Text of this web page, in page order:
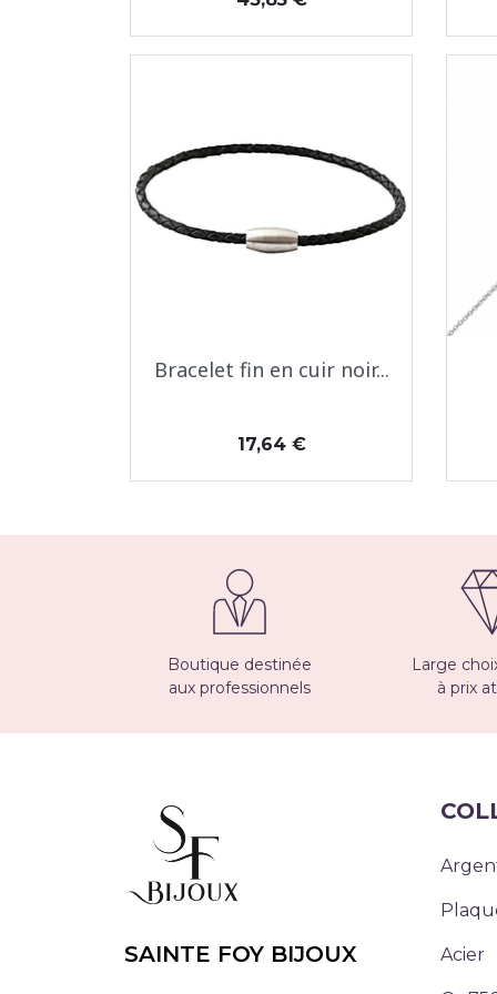
 Aperçu rapide
Bracelet fin en cuir noir...
Prix
17,64 €
Boutique destinée
aux professionnels
Large
à prix
SAINTE FOY BIJOUX Acier